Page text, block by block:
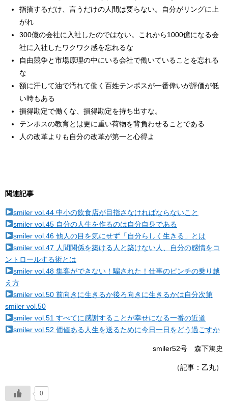
指摘するだけ、言うだけの人間は要らない。自分がリングに上
がれ
300億の会社に入社したのではない。これから1000億になる会
社に入社したワクワク感を忘れるな
自由競争と市場原理の中にいる会社で働いていることを忘れる
な
額に汗して油で汚れて働く百姓テンポスが一番偉いが評価が低
い時もある
損得勘定で働くな、損得勘定を持ち出すな。
テンポスの教育とは更に重い荷物を背負わせることである
人の改革よりも自分の改革が第一と心得よ
関連記事
smiler vol.44 中小の飲食店が目指さなければならないこと
smiler vol.45 自分の人生を作るのは自分自身である
smiler vol.46 他人の目を気にせず「自分らしく生きる」とは
smiler vol.47 人間関係を築ける人と築けない人、自分の感情をコ
ントロールする術とは
smiler vol.48 集客ができない！騙された！仕事のピンチの乗り越
え方
smiler vol.50 前向きに生きるか後ろ向きに生きるかは自分次第
smiler vol.50
smiler vol.51 すべてに感謝することが幸せになる一番の近道
smiler vol.52 価値ある人生を送るために今日一日をどう過ごすか
smiler52号 森下篤史
（記事：乙丸）
0